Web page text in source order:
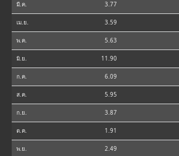
มี.ค. 3.77
เม.ย. 3.59
พ.ค. 5.63
มิ.ย. 11.90
ก.ค. 6.09
ส.ค. 5.95
ก.ย. 3.87
ต.ค. 1.91
พ.ย. 2.49